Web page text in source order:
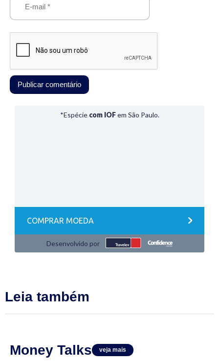
Leia também
Money Talks veja mais